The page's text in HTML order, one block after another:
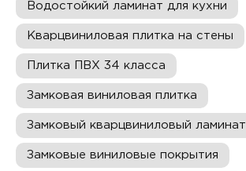
Водостойкий ламинат для кухни
Кварцвиниловая плитка на стены
Плитка ПВХ 34 класса
Замковая виниловая плитка
Замковый кварцвиниловый ламинат
Замковые виниловые покрытия